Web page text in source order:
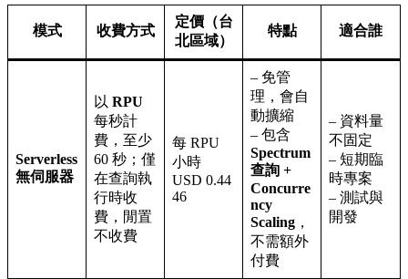
模式 收費方式
定價（台
北區域）
特點 適合誰
Serverless
無伺服器
以 RPU
每秒計
費，至少
60 秒；僅
在查詢執
行時收
費，閒置
不收費
每 RPU
小時
USD 0.44
46
– 免管
理，會自
動擴縮
– 包含
Spectrum
查詢 +
Concurre
ncy
Scaling ，
不需額外
付費
– 資料量
不固定
– 短期臨
時專案
– 測試與
開發